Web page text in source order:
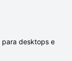
para desktops e